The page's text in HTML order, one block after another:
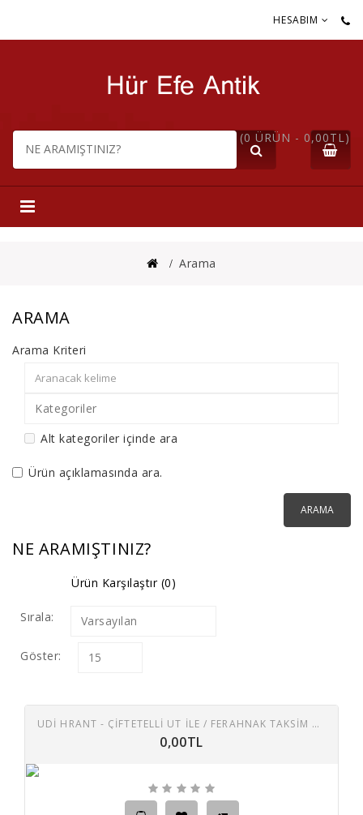
HESABIM
(0 ÜRÜN - 0,00TL)
Arama
ARAMA
Arama Kriteri
Kategoriler
Alt kategoriler içinde ara
Ürün açıklamasında ara.
NE ARAMIŞTINIZ?
Ürün Karşılaştır (0)
Sırala: Varsayılan
Göster: 15
UDİ HRANT - ÇIFTETELLI UT İLE / FERAHNAK TAKSIM UT İLE
0,00TL